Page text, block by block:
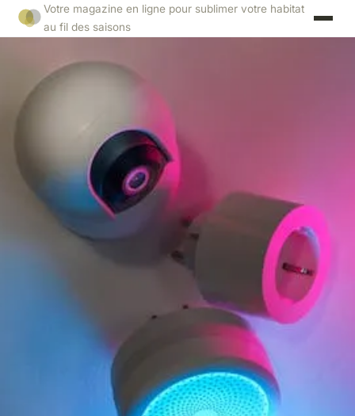
Votre magazine en ligne pour sublimer votre habitat
au fil des saisons